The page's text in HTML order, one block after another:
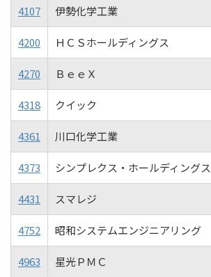
4107 伊勢化学工業
4200 ＨＣＳホールディングス
4270 ＢｅｅＸ
4318 クイック
4361 川口化学工業
4373 シンプレクス・ホールディングス
4431 スマレジ
4752 昭和システムエンジニアリング
4963 星光ＰＭＣ